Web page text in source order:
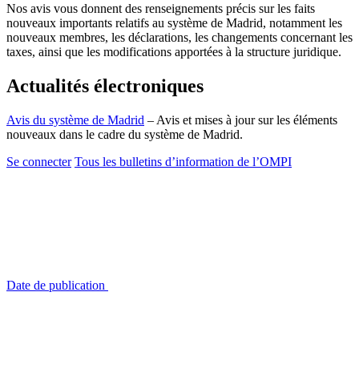
Nos avis vous donnent des renseignements précis sur les faits
nouveaux importants relatifs au système de Madrid, notamment les
nouveaux membres, les déclarations, les changements concernant les
taxes, ainsi que les modifications apportées à la structure juridique.
Actualités électroniques
Avis du système de Madrid – Avis et mises à jour sur les éléments
nouveaux dans le cadre du système de Madrid.
Se connecter Tous les bulletins d’information de l’OMPI
Date de publication